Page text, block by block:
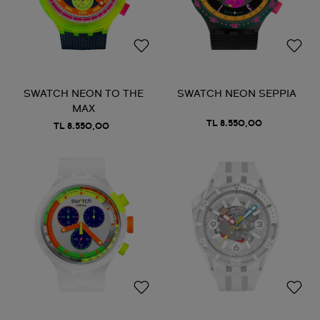
SWATCH NEON TO THE
MAX
TL 8.550,00
SWATCH NEON SEPPIA
TL 8.550,00